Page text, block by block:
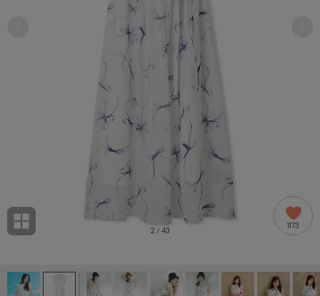
ョン雑貨 (865)
/ランジェリー (127)
adidas by Stella McCartney
アディダス バイ ステラマッカートニー
Ame no chi Hare
アメノチハレ
アモマ
2 / 43 1173